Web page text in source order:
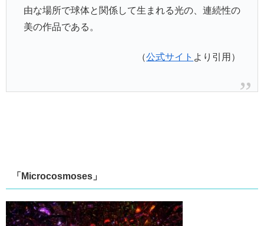
由な場所で球体と関係して生まれる光の、連続性の
美の作品である。
（公式サイト より引用）
「Microcosmoses」